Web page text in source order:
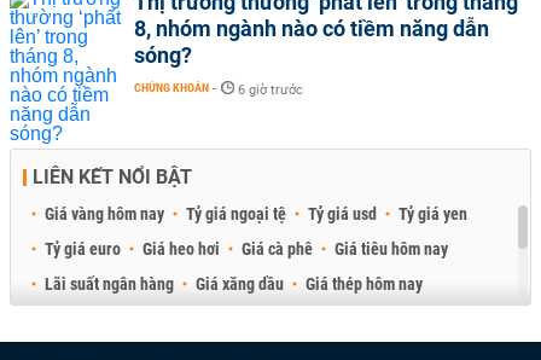
8, nhóm ngành nào có tiềm năng dẫn
sóng?
CHỨNG KHOÁN - 6 giờ trước
LIÊN KẾT NỔI BẬT
Giá vàng hôm nay Tỷ giá ngoại tệ Tỷ giá usd
Tỷ giá yen
Tỷ giá euro
Giá heo hơi Giá cà phê
Giá tiêu hôm nay
Lãi suất ngân hàng
Giá xăng dầu
Giá thép hôm nay